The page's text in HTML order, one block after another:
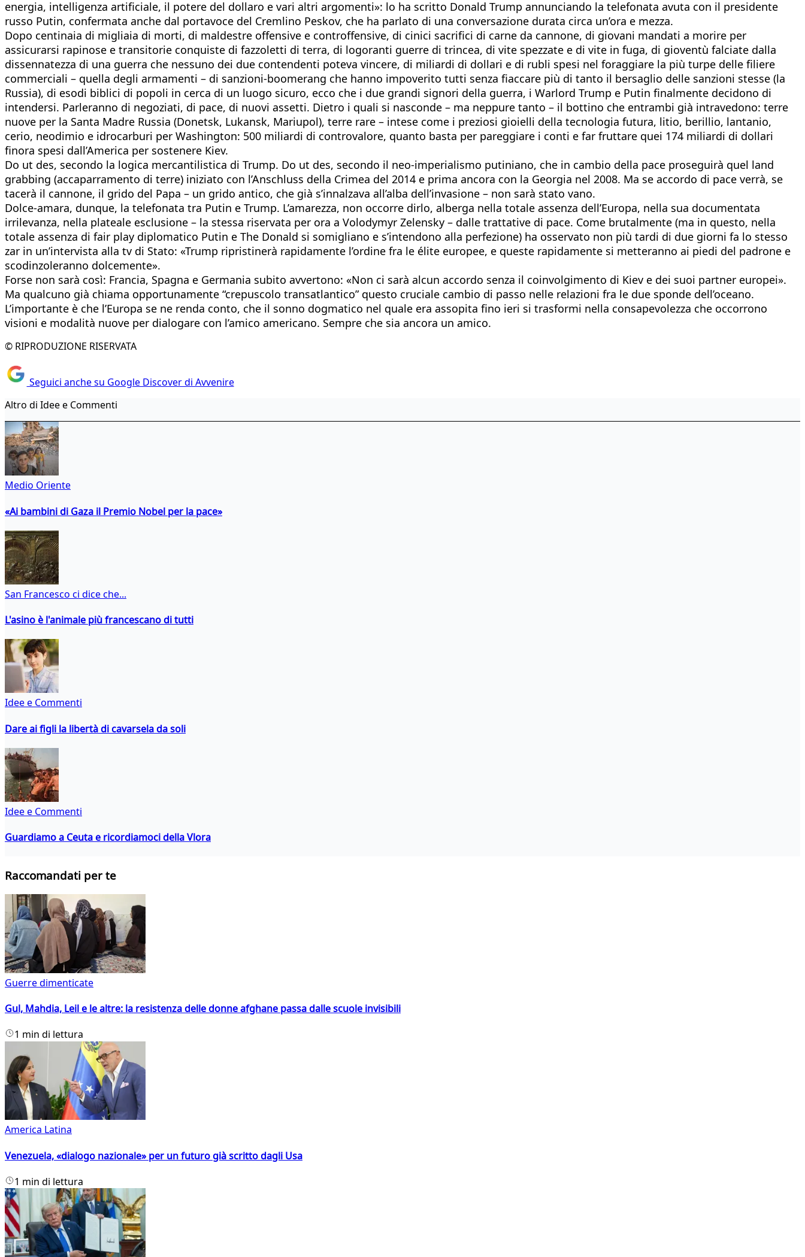
energia, intelligenza artificiale, il potere del dollaro e vari altri argomenti»: lo ha scritto Donald Trump annunciando la telefonata avuta con il presidente
russo Putin, confermata anche dal portavoce del Cremlino Peskov, che ha parlato di una conversazione durata circa un’ora e mezza.
Dopo centinaia di migliaia di morti, di maldestre offensive e controffensive, di cinici sacrifici di carne da cannone, di giovani mandati a morire per
assicurarsi rapinose e transitorie conquiste di fazzoletti di terra, di logoranti guerre di trincea, di vite spezzate e di vite in fuga, di gioventù falciate dalla
dissennatezza di una guerra che nessuno dei due contendenti poteva vincere, di miliardi di dollari e di rubli spesi nel foraggiare la più turpe delle filiere
commerciali – quella degli armamenti – di sanzioni-boomerang che hanno impoverito tutti senza fiaccare più di tanto il bersaglio delle sanzioni stesse (la
Russia), di esodi biblici di popoli in cerca di un luogo sicuro, ecco che i due grandi signori della guerra, i Warlord Trump e Putin finalmente decidono di
intendersi. Parleranno di negoziati, di pace, di nuovi assetti. Dietro i quali si nasconde – ma neppure tanto – il bottino che entrambi già intravedono: terre
nuove per la Santa Madre Russia (Donetsk, Lukansk, Mariupol), terre rare – intese come i preziosi gioielli della tecnologia futura, litio, berillio, lantanio,
cerio, neodimio e idrocarburi per Washington: 500 miliardi di controvalore, quanto basta per pareggiare i conti e far fruttare quei 174 miliardi di dollari
finora spesi dall’America per sostenere Kiev.
Do ut des, secondo la logica mercantilistica di Trump. Do ut des, secondo il neo-imperialismo putiniano, che in cambio della pace proseguirà quel land
grabbing (accaparramento di terre) iniziato con l’Anschluss della Crimea del 2014 e prima ancora con la Georgia nel 2008. Ma se accordo di pace verrà, se
tacerà il cannone, il grido del Papa – un grido antico, che già s’innalzava all’alba dell’invasione – non sarà stato vano.
Dolce-amara, dunque, la telefonata tra Putin e Trump. L’amarezza, non occorre dirlo, alberga nella totale assenza dell’Europa, nella sua documentata
irrilevanza, nella plateale esclusione – la stessa riservata per ora a Volodymyr Zelensky – dalle trattative di pace. Come brutalmente (ma in questo, nella
totale assenza di fair play diplomatico Putin e The Donald si somigliano e s’intendono alla perfezione) ha osservato non più tardi di due giorni fa lo stesso
zar in un’intervista alla tv di Stato: «Trump ripristinerà rapidamente l’ordine fra le élite europee, e queste rapidamente si metteranno ai piedi del padrone e
scodinzoleranno dolcemente».
Forse non sarà così: Francia, Spagna e Germania subito avvertono: «Non ci sarà alcun accordo senza il coinvolgimento di Kiev e dei suoi partner europei».
Ma qualcuno già chiama opportunamente “crepuscolo transatlantico” questo cruciale cambio di passo nelle relazioni fra le due sponde dell’oceano.
L’importante è che l’Europa se ne renda conto, che il sonno dogmatico nel quale era assopita fino ieri si trasformi nella consapevolezza che occorrono
visioni e modalità nuove per dialogare con l’amico americano. Sempre che sia ancora un amico.
© RIPRODUZIONE RISERVATA
Seguici anche su Google Discover di Avvenire
Altro di Idee e Commenti
Medio Oriente
«Ai bambini di Gaza il Premio Nobel per la pace»
San Francesco ci dice che...
L'asino è l'animale più francescano di tutti
Idee e Commenti
Dare ai figli la libertà di cavarsela da soli
Idee e Commenti
Guardiamo a Ceuta e ricordiamoci della Vlora
Raccomandati per te
Guerre dimenticate
Gul, Mahdia, Leil e le altre: la resistenza delle donne afghane passa dalle scuole invisibili
1 min di lettura
America Latina
Venezuela, «dialogo nazionale» per un futuro già scritto dagli Usa
1 min di lettura